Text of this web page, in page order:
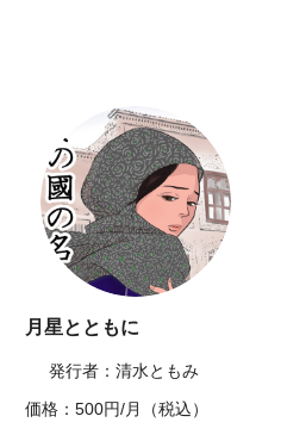
月星とともに
発行者：清水ともみ
価格：500円/月（税込）